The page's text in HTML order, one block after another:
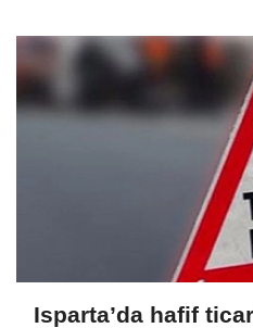
Isparta’da hafif